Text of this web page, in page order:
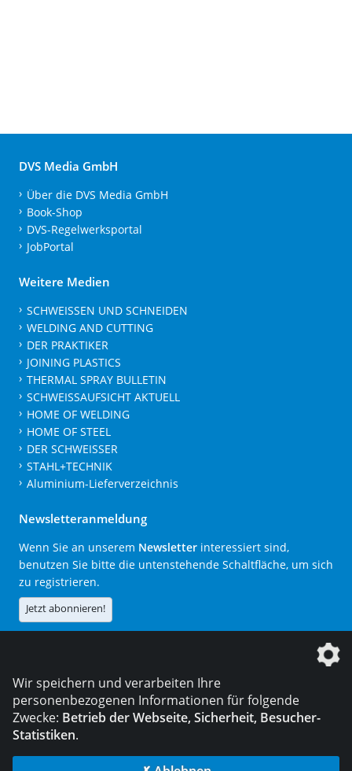
DVS Media GmbH
Über die DVS Media GmbH
Book-Shop
DVS-Regelwerksportal
JobPortal
Weitere Medien
SCHWEISSEN UND SCHNEIDEN
WELDING AND CUTTING
DER PRAKTIKER
JOINING PLASTICS
THERMAL SPRAY BULLETIN
SCHWEISSAUFSICHT AKTUELL
HOME OF WELDING
HOME OF STEEL
DER SCHWEISSER
STAHL+TECHNIK
Aluminium-Lieferverzeichnis
Newsletteranmeldung
Wenn Sie an unserem Newsletter interessiert sind,
benutzen Sie bitte die untenstehende Schaltfläche, um sich
zu registrieren.
Jetzt abonnieren!
Die DVS Media GmbH ist ein Unternehmen der
Wir speichern und verarbeiten Ihre
personenbezogenen Informationen für folgende
Zwecke: Betrieb der Webseite, Sicherheit, Besucher-
Statistiken.